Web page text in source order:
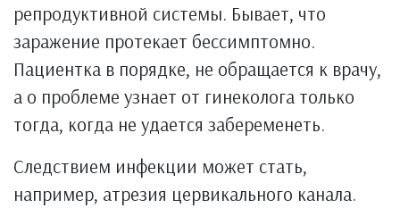
репродуктивной системы. Бывает, что
заражение протекает бессимптомно.
Пациентка в порядке, не обращается к врачу,
а о проблеме узнает от гинеколога только
тогда, когда не удается забеременеть.
Следствием инфекции может стать,
например, атрезия цервикального канала.